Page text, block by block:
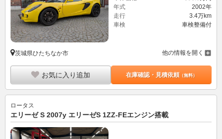
年式
2002年
走行
3.4万km
車検
車検整備付
茨城県ひたちなか市 他の情報を開く
お気に入り追加 在庫確認・見積依頼（無料）
ロータス
エリーゼ S 2007y エリーゼS 1ZZ-FEエンジン搭載